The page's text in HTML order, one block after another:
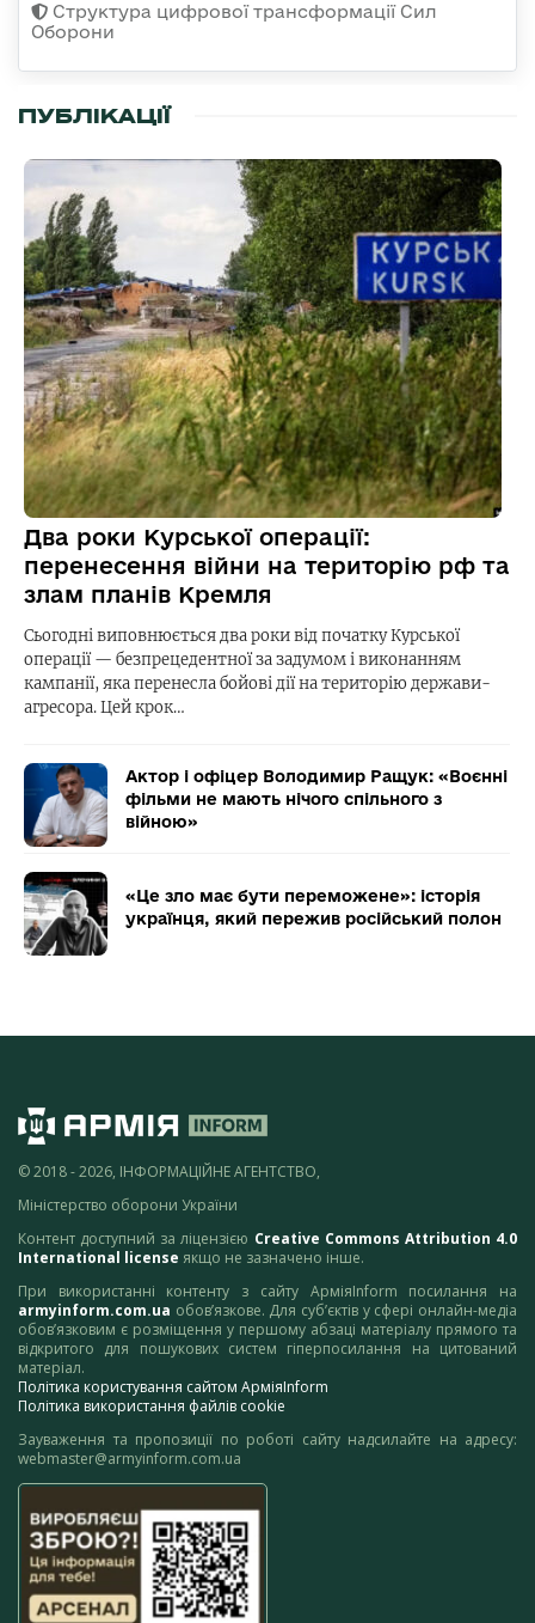
Структура цифрової трансформації Сил
Оборони
ПУБЛІКАЦІЇ
Два роки Курської операції:
перенесення війни на територію рф та
злам планів Кремля
Сьогодні виповнюється два роки від початку Курської
операції — безпрецедентної за задумом і виконанням
кампанії, яка перенесла бойові дії на територію держави-
агресора. Цей крок…
Актор і офіцер Володимир Ращук: «Воєнні
фільми не мають нічого спільного з
війною»
«Це зло має бути переможене»: історія
українця, який пережив російський полон
© 2018 - 2026, ІНФОРМАЦІЙНЕ АГЕНТСТВО,
Міністерство оборони України
Контент доступний за ліцензією Creative Commons Attribution 4.0
International license якщо не зазначено інше.
При використанні контенту з сайту АрміяInform посилання на
armyinform.com.ua обов’язкове. Для суб’єктів у сфері онлайн-медіа
обов’язковим є розміщення у першому абзаці матеріалу прямого та
відкритого для пошукових систем гіперпосилання на цитований
матеріал.
Політика користування сайтом АрміяInform
Політика використання файлів cookie
Зауваження та пропозиції по роботі сайту надсилайте на адресу:
webmaster@armyinform.com.ua